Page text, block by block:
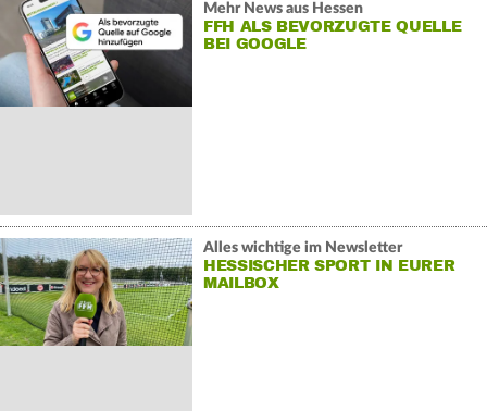
Mehr News aus Hessen
FFH ALS BEVORZUGTE QUELLE
BEI GOOGLE
Alles wichtige im Newsletter
HESSISCHER SPORT IN EURER
MAILBOX